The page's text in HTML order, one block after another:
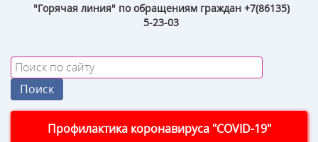
"Горячая линия" по обращениям граждан +7(86135)
5-23-03
Профилактика коронавируса "COVID-19"